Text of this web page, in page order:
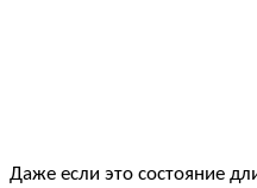
Даже если это состояние